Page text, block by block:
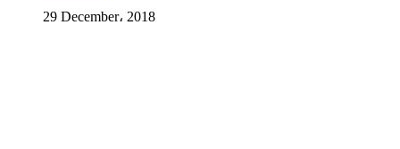
29 December، 2018